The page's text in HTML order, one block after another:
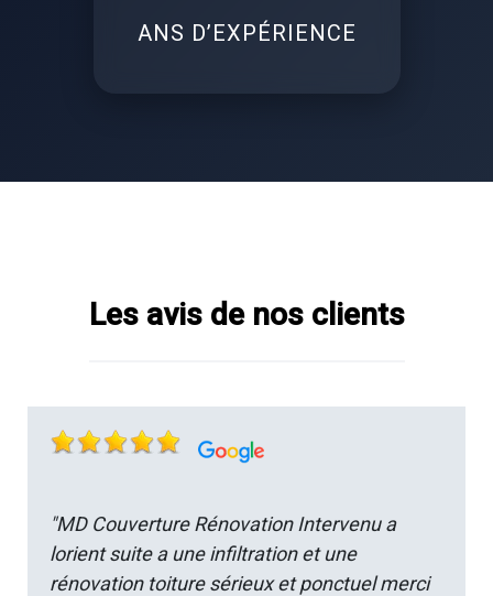
ANS D’EXPÉRIENCE
Les avis de nos clients
"MD Couverture Rénovation Intervenu a
lorient suite a une infiltration et une
rénovation toiture sérieux et ponctuel merci